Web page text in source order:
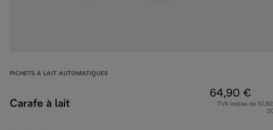
PICHETS À LAIT AUTOMATIQUES
Carafe à lait
64,90 €
TVA incluse de